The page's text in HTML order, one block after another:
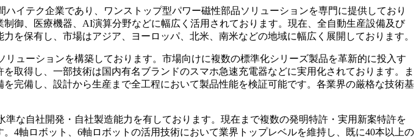
テク企業であり、ワンストップ型パワー磁性部品ソリューションを専門に提供しており
御、医療機器、AI演算分野などに幅広く活用されております。​現在、全自動生産設備及び
を保有し、市場はアジア、ヨーロッパ、北米、南米などの地域に幅広く展開しております。
ーションを構築しております。​市場向けに複数の標準化シリーズ製品を革新的に投入す
取得し、一部技術は国内有名ブランドのスマホ急速充電器などに実用化されております。​ま
完備し、設計から生産まで全工程において製品性能を検証可能です。​各業界の厳格な技術基
自社開発・自社製造能力を有しております。​現在まで複数の発明特許・実用新案特許を
​4軸ロボット、6軸ロボットの活用技術において業界トップレベルを維持し、既に40本以上の